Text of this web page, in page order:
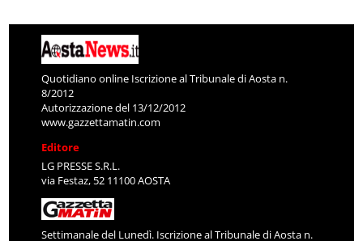
Quotidiano online Iscrizione al Tribunale di Aosta n.
8/2012
Autorizzazione del 13/12/2012
www.gazzettamatin.com
Editore
LG PRESSE S.R.L.
via Festaz, 52 11100 AOSTA
Settimanale del Lunedì. Iscrizione al Tribunale di Aosta n.